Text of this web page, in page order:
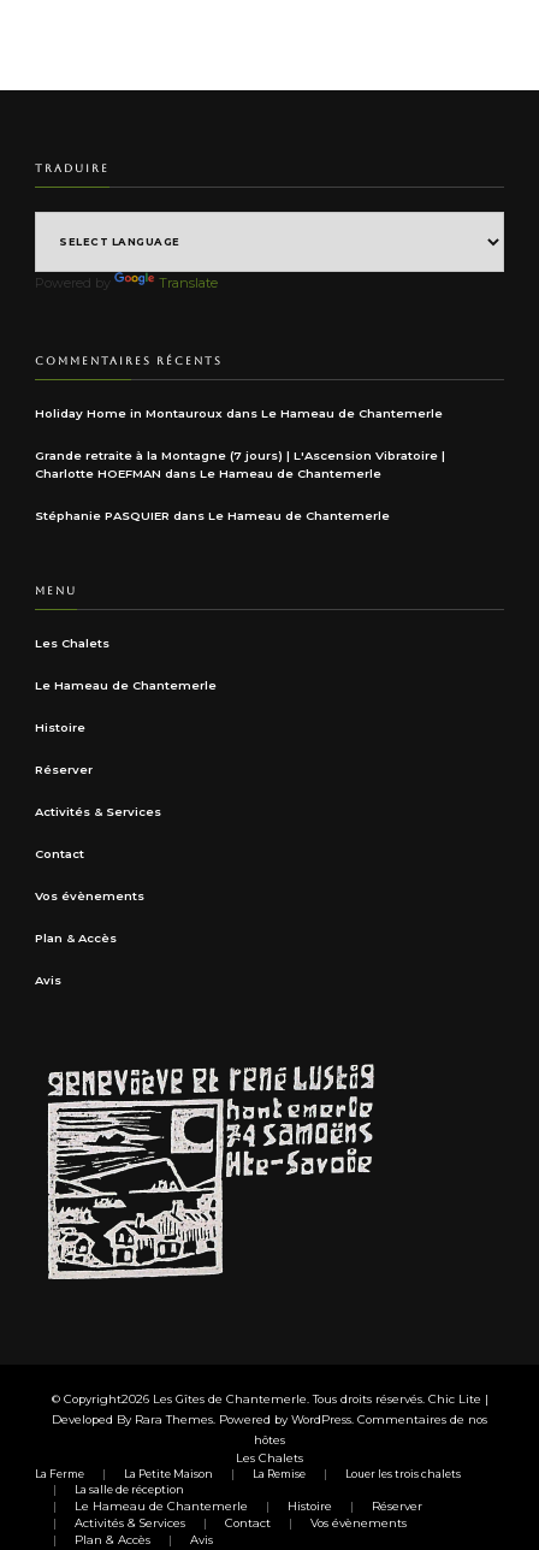
TRADUIRE
Powered by Translate
COMMENTAIRES RÉCENTS
Holiday Home in Montauroux dans Le Hameau de Chantemerle
Grande retraite à la Montagne (7 jours) | L'Ascension Vibratoire |
Charlotte HOEFMAN dans Le Hameau de Chantemerle
Stéphanie PASQUIER dans Le Hameau de Chantemerle
MENU
Les Chalets
Le Hameau de Chantemerle
Histoire
Réserver
Activités & Services
Contact
Vos évènements
Plan & Accès
Avis
© Copyright2026 Les Gîtes de Chantemerle . Tous droits réservés. Chic Lite |
Developed By Rara Themes . Powered by WordPress Commentaires de nos
hôtes
Les Chalets
La Ferme La Petite Maison La Remise
Louer les trois chalets
La salle de réception
Le Hameau de Chantemerle Histoire
Réserver
Activités & Services
Contact
Vos évènements
Plan & Accès
Avis